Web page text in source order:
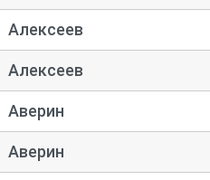
Алексеев
Алексеев
Аверин
Аверин